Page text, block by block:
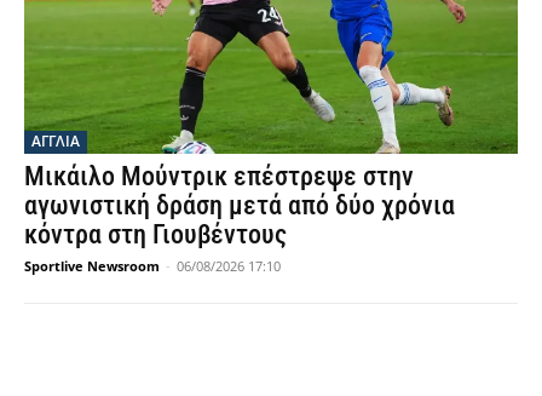
ΑΓΓΛΙΑ
Μικάιλο Μούντρικ επέστρεψε στην
αγωνιστική δράση μετά από δύο χρόνια
κόντρα στη Γιουβέντους
Sportlive Newsroom - 06/08/2026 17:10